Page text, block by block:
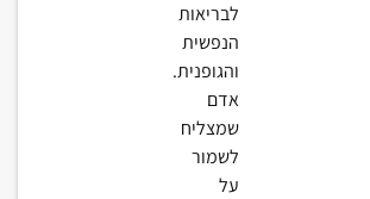
לבריאות
הנפשית
והגופנית.
אדם
שמצליח
לשמור
על